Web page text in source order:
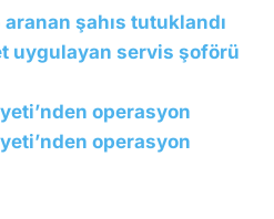
şahıs tutuklandı
uygulayan servis şoförü
operasyon
operasyon